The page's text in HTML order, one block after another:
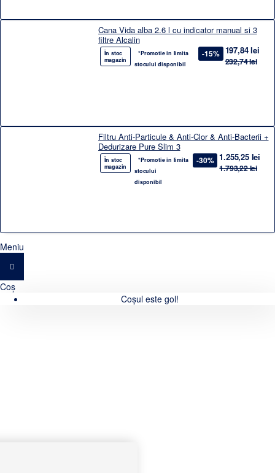
Cana Vida alba 2.6 l cu indicator manual si 3
filtre Alcalin
În stoc
magazin
*Promotie in limita
stocului disponibil
-15% 197,84 lei
232,74 lei
Filtru Anti-Particule & Anti-Clor & Anti-Bacterii +
Dedurizare Pure Slim 3
În stoc
magazin
*Promotie in limita
stocului
disponibil
-30% 1.255,25 lei
1.793,22 lei
Meniu
Coș
Coșul este gol!